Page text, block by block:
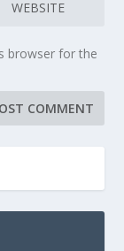
browser for the